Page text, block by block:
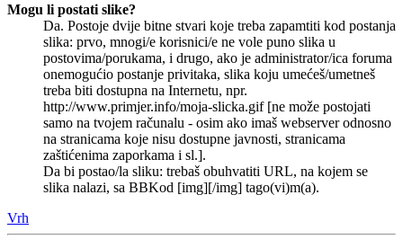
Mogu li postati slike?
Da. Postoje dvije bitne stvari koje treba zapamtiti kod postanja
slika: prvo, mnogi/e korisnici/e ne vole puno slika u
postovima/porukama, i drugo, ako je administrator/ica foruma
onemogućio postanje privitaka, slika koju umećeš/umetneš
treba biti dostupna na Internetu, npr.
http://www.primjer.info/moja-slicka.gif [ne može postojati
samo na tvojem računalu - osim ako imaš webserver odnosno
na stranicama koje nisu dostupne javnosti, stranicama
zaštićenima zaporkama i sl.].
Da bi postao/la sliku: trebaš obuhvatiti URL, na kojem se
slika nalazi, sa BBKod [img][/img] tago(vi)m(a).
Vrh